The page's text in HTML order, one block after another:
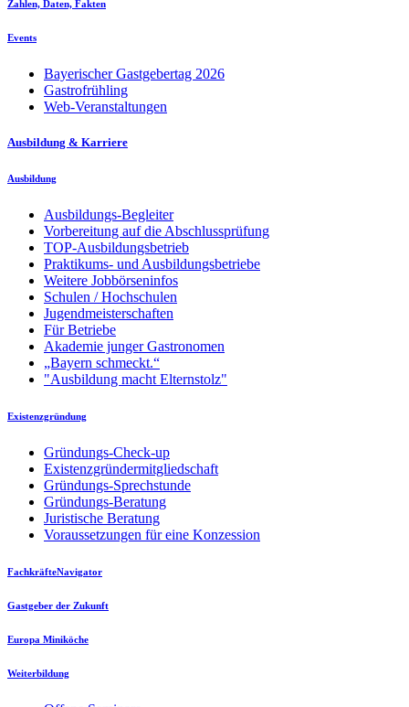
Zahlen, Daten, Fakten
Events
Bayerischer Gastgebertag 2026
Gastrofrühling
Web-Veranstaltungen
Ausbildung & Karriere
Ausbildung
Ausbildungs-Begleiter
Vorbereitung auf die Abschlussprüfung
TOP-Ausbildungsbetrieb
Praktikums- und Ausbildungsbetriebe
Weitere Jobbörseninfos
Schulen / Hochschulen
Jugendmeisterschaften
Für Betriebe
Akademie junger Gastronomen
„Bayern schmeckt.“
"Ausbildung macht Elternstolz"
Existenzgründung
Gründungs-Check-up
Existenzgründermitgliedschaft
Gründungs-Sprechstunde
Gründungs-Beratung
Juristische Beratung
Voraussetzungen für eine Konzession
FachkräfteNavigator
Gastgeber der Zukunft
Europa Miniköche
Weiterbildung